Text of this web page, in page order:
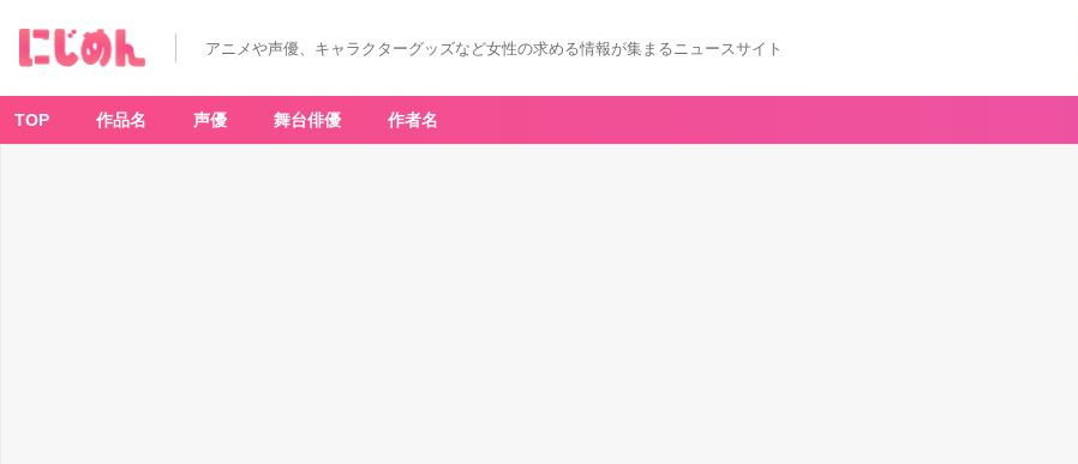
アニメや声優、キャラクターグッズなど女性の求める情報が集まるニュースサイト
TOP 作品名 声優 舞台俳優 作者名